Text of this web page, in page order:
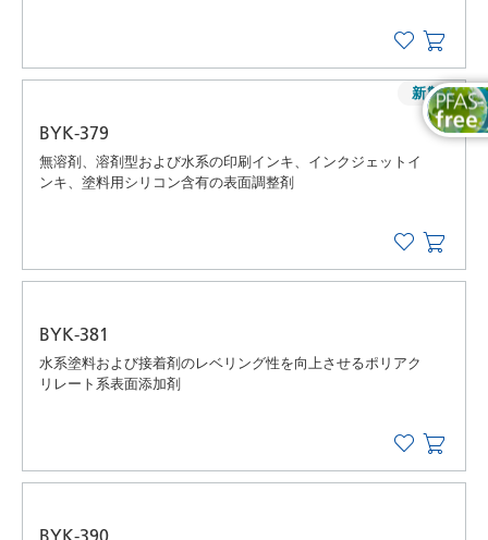
BYK-379
無溶剤、溶剤型および水系の印刷インキ、インクジェットイ
ンキ、塗料用シリコン含有の表面調整剤
新製品
BYK-381
水系塗料および接着剤のレベリング性を向上させるポリアク
リレート系表面添加剤
BYK-390